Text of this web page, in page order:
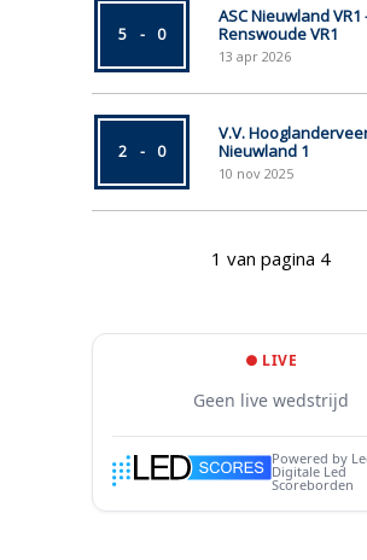
5 - 0
ASC Nieuwland VR1
Renswoude VR1
13 apr 2026
2 - 0
V.V.
Nieuwland 1
10 nov 2025
1 van pagina 4